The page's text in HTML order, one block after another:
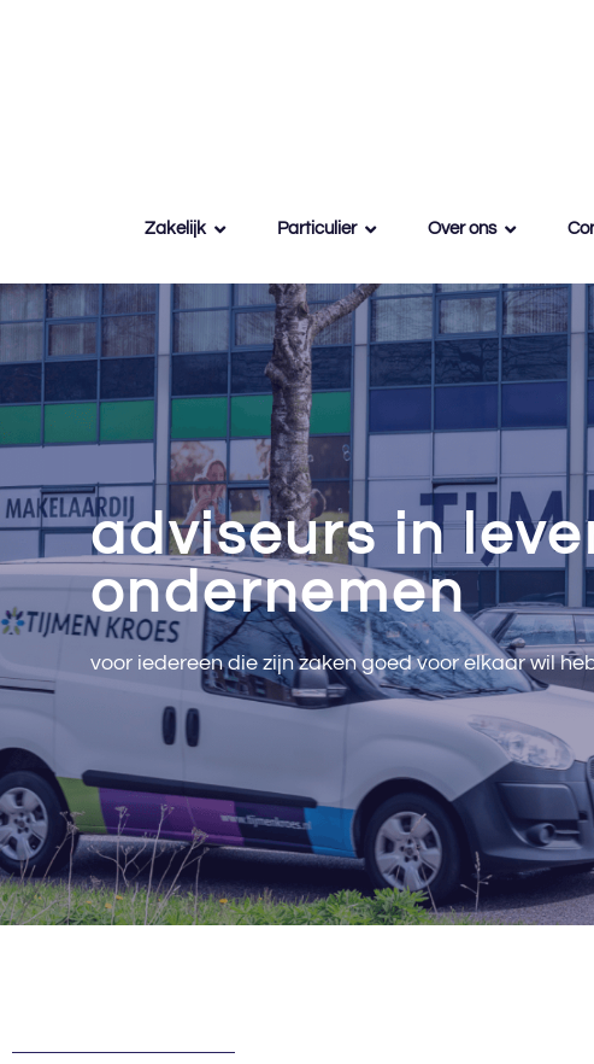
Zakelijk Particulier Over ons
adviseurs in
ondernemen
voor iedereen die zijn zaken goed voor elkaar wil